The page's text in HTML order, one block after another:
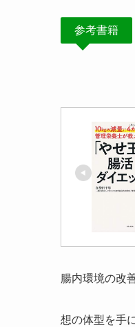
参考書籍
腸内環境の改
想の体型を手